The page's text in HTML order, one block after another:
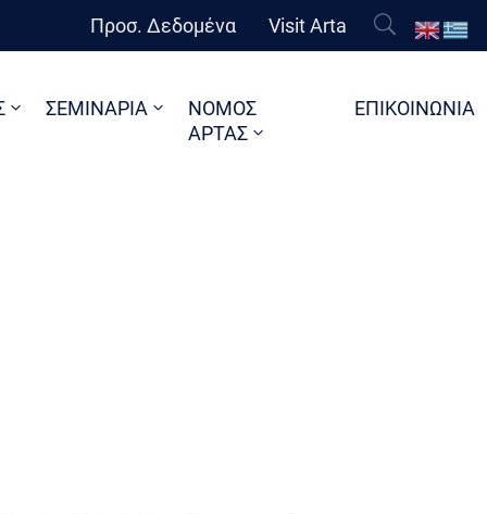
Προσ. Δεδομένα Visit Arta
ΣΕΜΙΝΑΡΙΑ
ΝΟΜΟΣ
ΑΡΤΑΣ
ΕΠΙΚΟΙΝΩΝΙΑ